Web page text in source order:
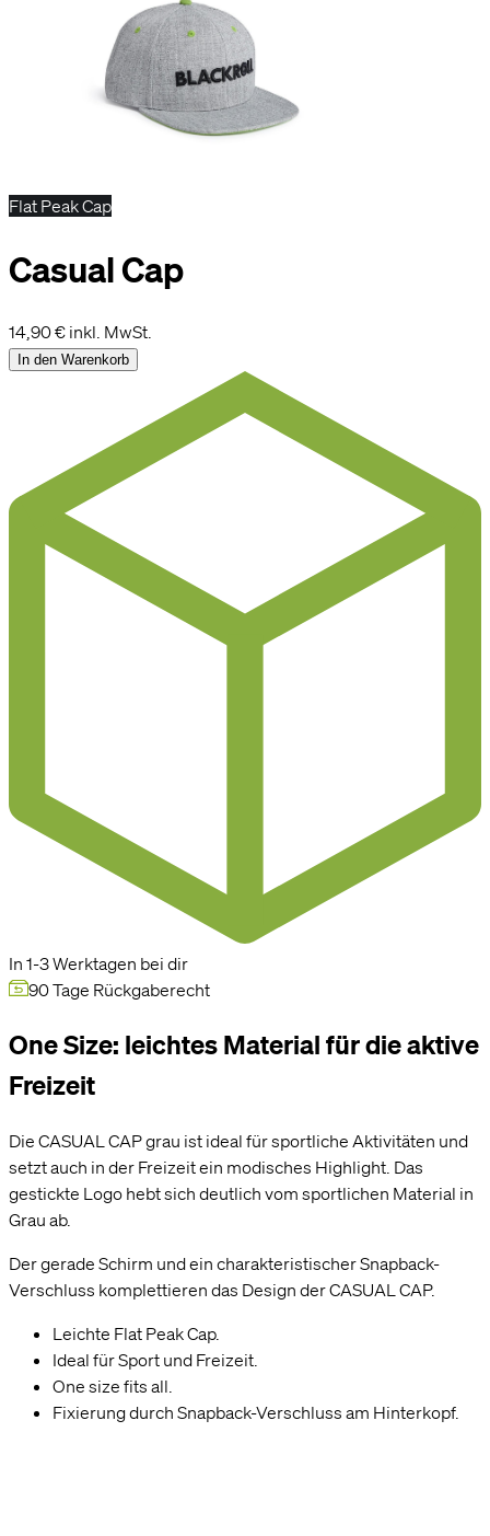
Flat Peak Cap
Casual Cap
14,90 € inkl. MwSt.
In den Warenkorb
In 1-3 Werktagen bei dir
90 Tage Rückgaberecht
One Size: leichtes Material für die aktive
Freizeit
Die CASUAL CAP grau ist ideal für sportliche Aktivitäten und
setzt auch in der Freizeit ein modisches Highlight. Das
gestickte Logo hebt sich deutlich vom sportlichen Material in
Grau ab.
Der gerade Schirm und ein charakteristischer Snapback-
Verschluss komplettieren das Design der CASUAL CAP.
Leichte Flat Peak Cap.
Ideal für Sport und Freizeit.
One size fits all.
Fixierung durch Snapback-Verschluss am Hinterkopf.
Hi! Sag ja, zu unseren Cookies.
Cookies ermöglichen es uns, dir alle Funktionen unserer Website zu zeigen und
helfen sie uns dabei, dir Werbung zu zeigen, die dir nicht auf die Nerven geht,
Einstellungen